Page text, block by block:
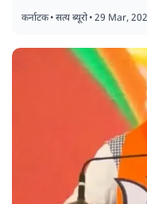
कर्नाटक•सत्य ब्यूरो•29 Mar,